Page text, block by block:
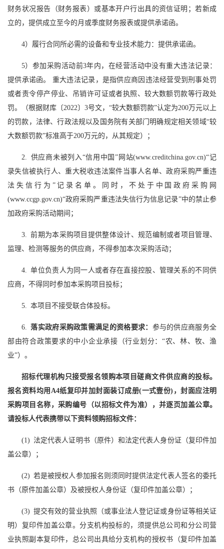
财务状况报告（财务报表）或基本开户行出具的资信证明；若新成
立的，提供成立至今的月或季度财务报表或提供承诺函。
4）履行合同所必需的设备和专业技术能力：提供承诺函。
5）参加采购活动前3年内，在经营活动中没有重大违法记录：
提供承诺函。 重大违法记录，是指供应商因违法经营受到刑事处罚
或者责令停产停业、吊销许可证或者执照、较大数额罚款等行政处
罚。（根据财库〔2022〕3号文，“较大数额罚款”认定为200万元以上
的罚款，法律、行政法规以及国务院有关部门明确规定相关领域“较
大数额罚款”标准高于200万元的，从其规定）；
2. 供应商未被列入“信用中国”网站(www.creditchina.gov.cn)“记
录失信被执行人、重大税收违法案件当事人名单、政府采购严重违
法失信行为”记录名单。同时，不处于中国政府采购网
(www.ccgp.gov.cn)“政府采购严重违法失信行为信息记录”中的禁止参
加政府采购活动期间；
3. 前期为本采购项目提供整体设计、规范编制或者项目管理、
监理、检测等服务的供应商，不得参加本次采购活动；
4. 单位负责人为同一人或者存在直接控股、管理关系的不同供
应商，不得同时参加本采购项目投标；
5. 本项目不接受联合体投标。
6. 落实政府采购政策需满足的资格要求： 参与的供应商服务全
部由符合政策要求的中小企业承接（行业划分：“农、林、牧、渔
业”）。
招标代理机构只接受报名领购本项目磋商文件供应商的投标。
报名资料均用A4纸复印并加封面装订成册(一式壹份)，封面应注明
采购项目名称，采购编号（以招标文件为准），并逐页加盖公章。
请投标人代表携带以下资料领购招标文件：
(1) 法定代表人证明书（原件）和法定代表人身份证（复印件加
盖公章）；
(2) 若是被授权人参加报名则须同时提供法定代表人签名的委托
书（原件加盖公章）及被授权人身份证（复印件加盖公章）；
(3) 提交有效的营业执照（或事业法人登记证或身份证等相关证
明）复印件加盖公章。分支机构投标的，须提供总公司和分公司营
业执照副本复印件，总公司出具给分支机构的授权书（复印件加盖